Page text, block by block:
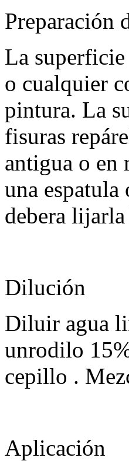
Preparación
La
o cualquier
pintura. La
fisuras
antigua o en
una
debera
Dilución
Diluir agua
unrodilo
cepillo .
Aplicación